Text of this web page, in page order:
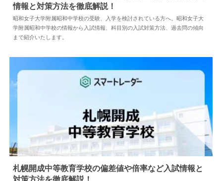
中学情報 2026.07.16
情報と対策方法を徹底解説！
昭和女子大学附属昭和中学校の受験、入学を検討されている方へ。昭和女子大
学附属昭和中学校の情報から入試情報、科目別の入試対策方法、過去問の傾向
まで紹介いたします。
札幌開成中等教育学校の偏差値や倍率など入試情報と